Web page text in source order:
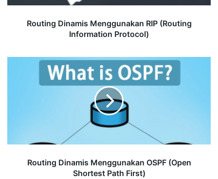
Routing Dinamis Menggunakan RIP (Routing
Information Protocol)
Routing Dinamis Menggunakan OSPF (Open
Shortest Path First)